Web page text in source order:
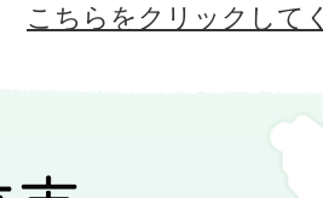
こちらをクリックして